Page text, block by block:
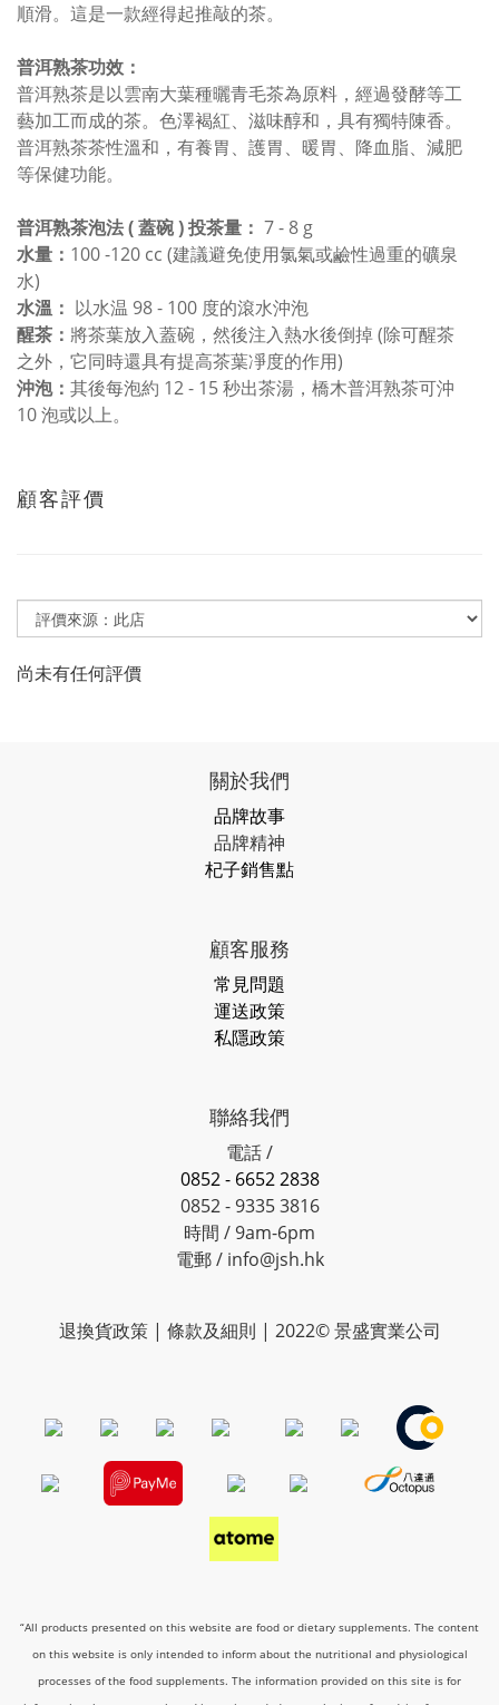
順滑。這是一款經得起推敲的茶。
普洱熟茶功效：
普洱熟茶是以雲南大葉種曬青毛茶為原料，經過發酵等工
藝加工而成的茶。色澤褐紅、滋味醇和，具有獨特陳香。
普洱熟茶茶性溫和，有養胃、護胃、暖胃、降血脂、減肥
等保健功能。
普洱熟茶泡法 ( 蓋碗 ) 投茶量： 7 - 8 g
水量： 100 -120 cc (建議避免使用氯氣或鹼性過重的礦泉
水)
水溫： 以水温 98 - 100 度的滾水沖泡
醒茶： 將茶葉放入蓋碗，然後注入熱水後倒掉 (除可醒茶
之外，它同時還具有提高茶葉凈度的作用)
沖泡： 其後每泡約 12 - 15 秒出茶湯，橋木普洱熟茶可沖
10 泡或以上。
顧客評價
尚未有任何評價
關於我們
品牌故事
品牌精神
杞子銷售點
顧客服務
常見問題
運送政策
私隱政策
聯絡我們
電話 /
0852 - 6652 2838
0852 - 9335 3816
時間 / 9am-6pm
電郵 / info@jsh.hk
退換貨政策 | 條款及細則 | 2022© 景盛實業公司
“All products presented on this website are food or dietary supplements. The content
on this website is only intended to inform about the nutritional and physiological
processes of the food supplements. The information provided on this site is for